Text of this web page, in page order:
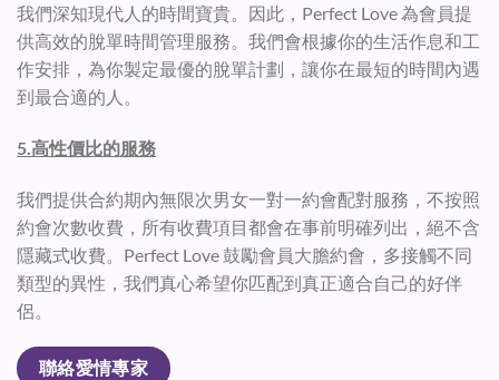
我們深知現代人的時間寶貴。因此，Perfect Love 為會員提
供高效的脫單時間管理服務。我們會根據你的生活作息和工
作安排，為你製定最優的脫單計劃，讓你在最短的時間內遇
到最合適的人。
5.高性價比的服務
我們提供合約期內無限次男女一對一約會配對服務，不按照
約會次數收費，所有收費項目都會在事前明確列出，絕不含
隱藏式收費。Perfect Love 鼓勵會員大膽約會，多接觸不同
類型的異性，我們真心希望你匹配到真正適合自己的好伴
侶。
聯絡愛情專家